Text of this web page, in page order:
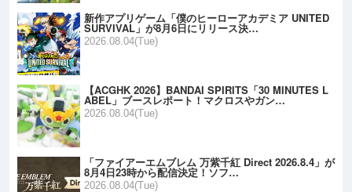
新作アプリゲーム「僕のヒーローアカデミア UNITED
SURVIVAL」が8月6日にリリース決…
2026.08.04(Tue)
【ACGHK 2026】BANDAI SPIRITS「30 MINUTES L
ABEL」ブースレポート！マクロスやガン…
2026.08.04(Tue)
「ファイアーエムブレム 万紫千紅 Direct 2026.8.4」が
8月4日23時から配信決定！ソフ…
2026.08.04(Tue)